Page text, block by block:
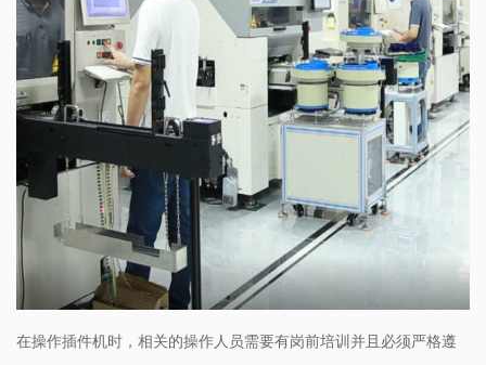
在操作插件机时，相关的操作人员需要有岗前培训并且必须严格遵